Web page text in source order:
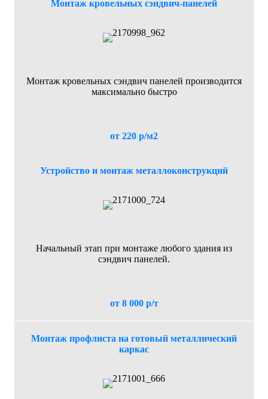
Монтаж кровельных сэндвич-панелей
Монтаж кровельных сэндвич панелей производится
максимально быстро
от 220 р/м2
Устройство и монтаж металлоконструкций
Начальный этап при монтаже любого здания из
сэндвич панелей.
от 8 000 р/т
Монтаж профлиста на готовый металлический
каркас